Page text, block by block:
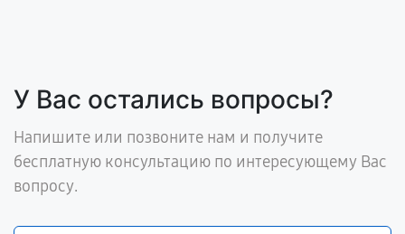
У Вас остались вопросы?
Напишите или позвоните нам и получите
бесплатную консультацию по интересующему Вас
вопросу.